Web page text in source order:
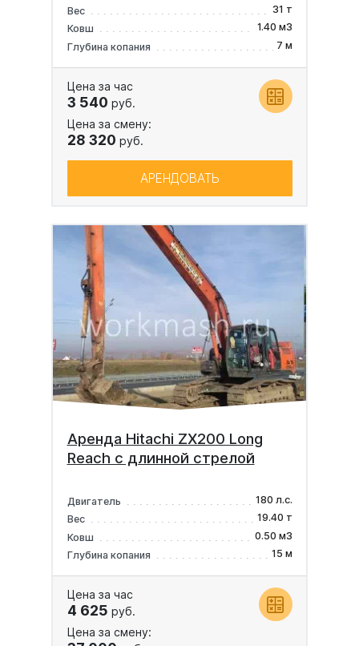
Вес
31 т
Ковш
1.40 м3
Глубина копания
7 м
Цена за час
3 540 руб.
Цена за смену:
28 320 руб.
АРЕНДОВАТЬ
Аренда Hitachi ZX200 Long
Reach с длинной стрелой
Двигатель
180 л.с.
Вес
19.40 т
Ковш
0.50 м3
Глубина копания
15 м
Цена за час
4 625 руб.
Цена за смену: